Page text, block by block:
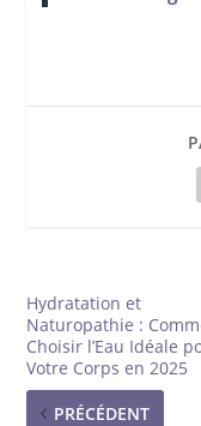
Hydratation et
Naturopathie :
Choisir l’Eau Idéale
Votre Corps en 2025
PRÉCÉDENT